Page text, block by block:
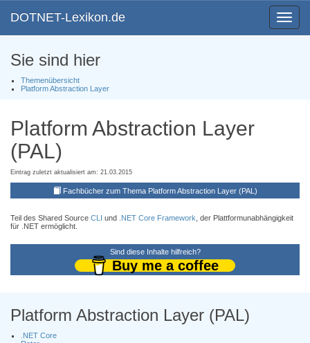
Toggle
DOTNET-Lexikon.de
Sie sind hier
Themenübersicht
Platform Abstraction Layer
Platform Abstraction Layer
(PAL)
Eintrag zuletzt aktualisiert am: 21.03.2015
Fachbücher zum Thema Platform Abstraction Layer (PAL)
Teil des Shared Source CLI und .NET Core Framework , der Plattformunabhängigkeit
für .NET ermöglicht.
Sind diese Inhalte hilfreich?
Buy me a coffee
Platform Abstraction Layer (PAL)
.NET Core